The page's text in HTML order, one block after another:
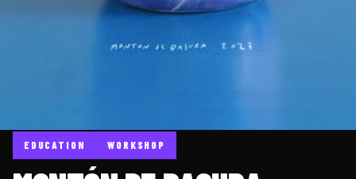
EDUCATION WORKSHOP